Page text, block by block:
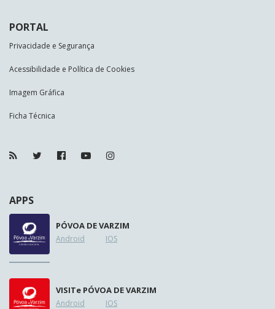
PORTAL
Privacidade e Segurança
Acessibilidade e Política de Cookies
Imagem Gráfica
Ficha Técnica
APPS
PÓVOA DE VARZIM
Android IOS
VISITe PÓVOA DE VARZIM
Android IOS